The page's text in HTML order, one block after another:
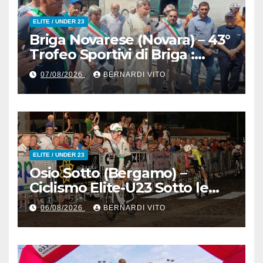
ELITE / UNDER 23
Briga Novarese (Novara) – 43°
Trofeo Sportivi di Briga :
Nicolò Arrighetti è ancora lui
il Re del Muro di San
Colombano
07/08/2026 BERNARDI VITO
ELITE / UNDER 23
Osio Sotto (Bergamo) –
Ciclismo Elite-U23 Sotto le
Stelle : Kevin Bertoncelli (SC
Padovani-Polo Cherry Bank)
su Andrea Biancalani
(Beltrami TSA Tre Colli)
06/08/2026 BERNARDI VITO